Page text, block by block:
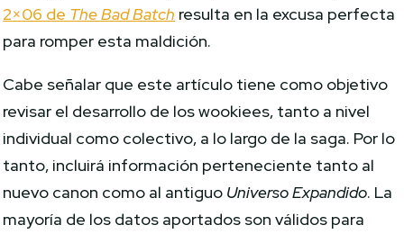
2×06 de The Bad Batch resulta en la excusa perfecta
para romper esta maldición.
Cabe señalar que este artículo tiene como objetivo
revisar el desarrollo de los wookiees, tanto a nivel
individual como colectivo, a lo largo de la saga. Por lo
tanto, incluirá información perteneciente tanto al
nuevo canon como al antiguo Universo Expandido. La
mayoría de los datos aportados son válidos para